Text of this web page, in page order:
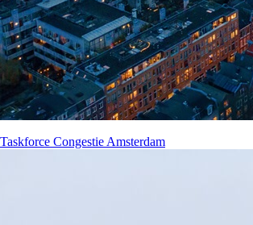
Congestie Amsterdam